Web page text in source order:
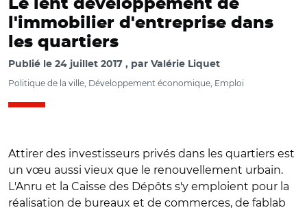
Le lent développement de
l'immobilier d'entreprise dans
les quartiers
Publié le 24 juillet 2017 par Valérie Liquet
Politique de la ville, Développement économique, Emploi
Attirer des investisseurs privés dans les quartiers est
un vœu aussi vieux que le renouvellement urbain.
L'Anru et la Caisse des Dépôts s'y emploient pour la
réalisation de bureaux et de commerces, de fablab